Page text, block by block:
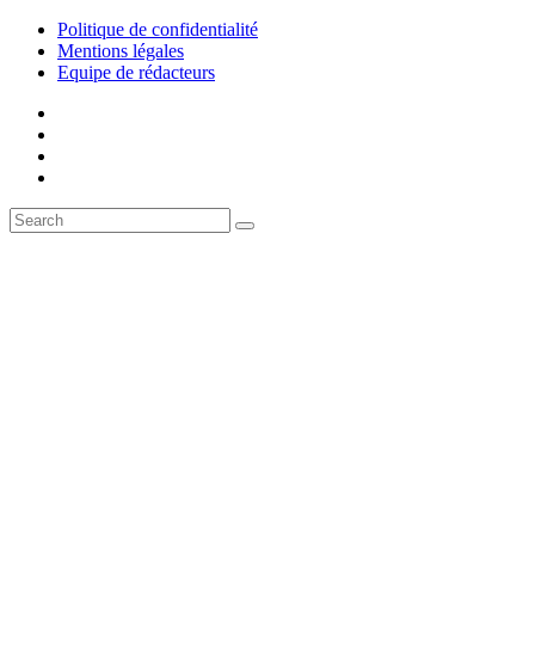
Politique de confidentialité
Mentions légales
Equipe de rédacteurs